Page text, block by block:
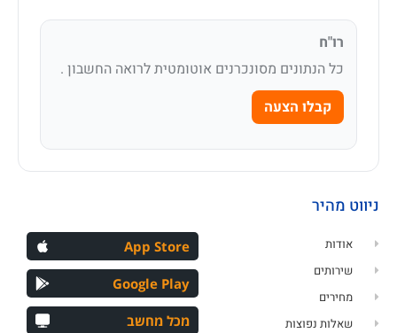
רו"ח
כל הנתונים מסונכרנים אוטומטית לרואה החשבון .
קבלו הצעה
ניווט מהיר
אודות
שירותים
מחירים
שאלות נפוצות
App Store
Google Play
מכל מחשב